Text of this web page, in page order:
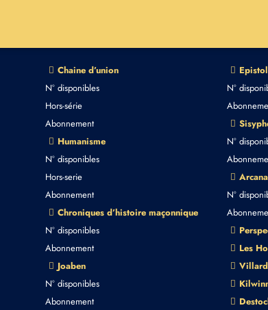
Chaine d’union
N° disponibles
Hors-série
Abonnement
Humanisme
N° disponibles
Hors-serie
Abonnement
Chroniques d’histoire maçonnique
N° disponibles
Abonnement
Joaben
N° disponibles
Abonnement
N°
N°
Arcana
N°
Les